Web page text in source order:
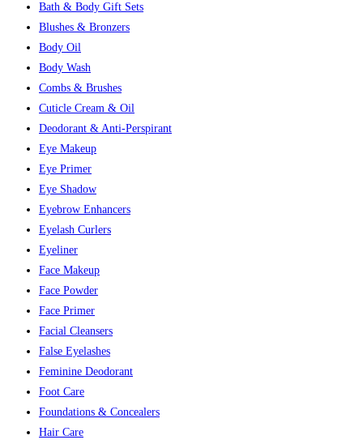
Bath & Body Gift Sets
Blushes & Bronzers
Body Oil
Body Wash
Combs & Brushes
Cuticle Cream & Oil
Deodorant & Anti-Perspirant
Eye Makeup
Eye Primer
Eye Shadow
Eyebrow Enhancers
Eyelash Curlers
Eyeliner
Face Makeup
Face Powder
Face Primer
Facial Cleansers
False Eyelashes
Feminine Deodorant
Foot Care
Foundations & Concealers
Hair Care